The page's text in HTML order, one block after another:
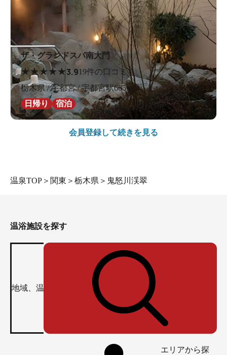
ザ・グランドスパ南大門
★★★ ★★3.919件の口コミ
栃木県 / 宇都宮 / 宇都宮駅665m
日帰り
宿泊
会員登録して続きを見る
温泉TOP ＞ 関東 ＞ 栃木県 ＞ 鬼怒川渓翠
温浴施設を探す
エリアから探